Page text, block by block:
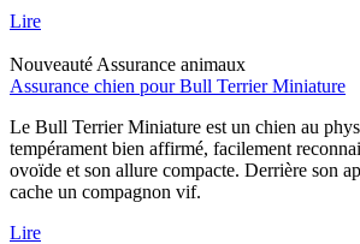
Lire
Nouveauté Assurance animaux
Assurance chien pour Bull Terrier Miniature
Le Bull Terrier Miniature est un chien au
tempérament bien affirmé, facilement
ovoïde et son allure compacte. Derrière son
cache un compagnon vif.
Lire